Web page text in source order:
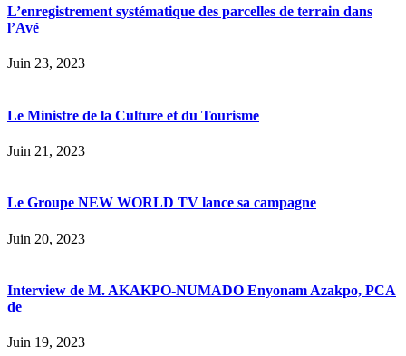
L’enregistrement systématique des parcelles de terrain dans
l’Avé
Juin 23, 2023
Le Ministre de la Culture et du Tourisme
Juin 21, 2023
Le Groupe NEW WORLD TV lance sa campagne
Juin 20, 2023
Interview de M. AKAKPO-NUMADO Enyonam Azakpo, PCA
de
Juin 19, 2023